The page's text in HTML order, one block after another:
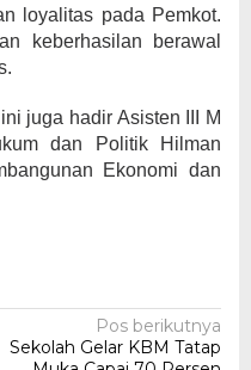
loyalitas pada Pemkot.
keberhasilan berawal
juga hadir Asisten III M
dan Politik Hilman
Ekonomi dan
Pos berikutnya
Sekolah Gelar KBM Tatap